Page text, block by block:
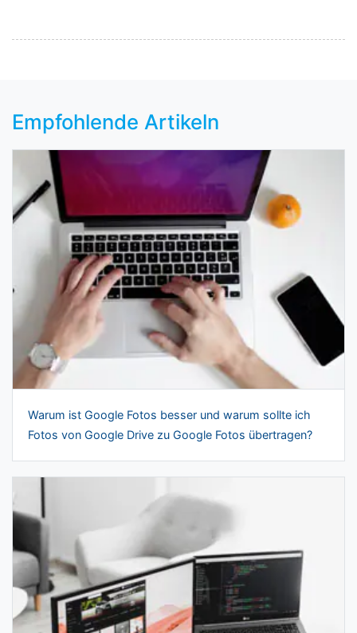
Empfohlende Artikeln
Warum ist Google Fotos besser und warum sollte ich
Fotos von Google Drive zu Google Fotos übertragen?